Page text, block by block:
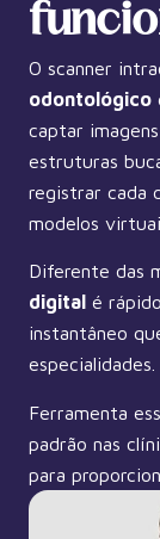
O scanner
odontológico
captar
estruturas
registrar cada
modelos
Diferente das
digital é
instantâneo
especialidades.
Ferramenta
padrão nas
para